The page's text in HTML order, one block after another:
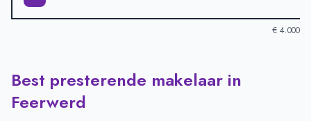
€ 4.000
Verkoopprijzen in andere plaatsen per m2-Afgelopen 3
Plaats
Garnwerd
Best presterende makelaar in
Feerwerd